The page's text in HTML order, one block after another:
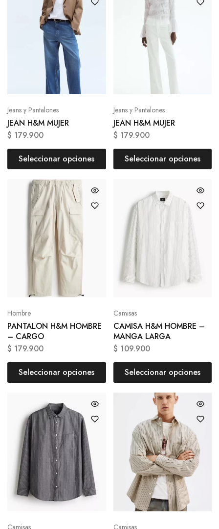
Jeans y Pantalones
JEAN H&M MUJER
$ 179.900
Seleccionar opciones
Jeans y Pantalones
JEAN H&M MUJER
$ 179.900
Seleccionar opciones
Hombre
PANTALON H&M HOMBRE
– CARGO
$ 179.900
Seleccionar opciones
Camisas
CAMISA H&M HOMBRE –
MANGA LARGA
$ 109.900
Seleccionar opciones